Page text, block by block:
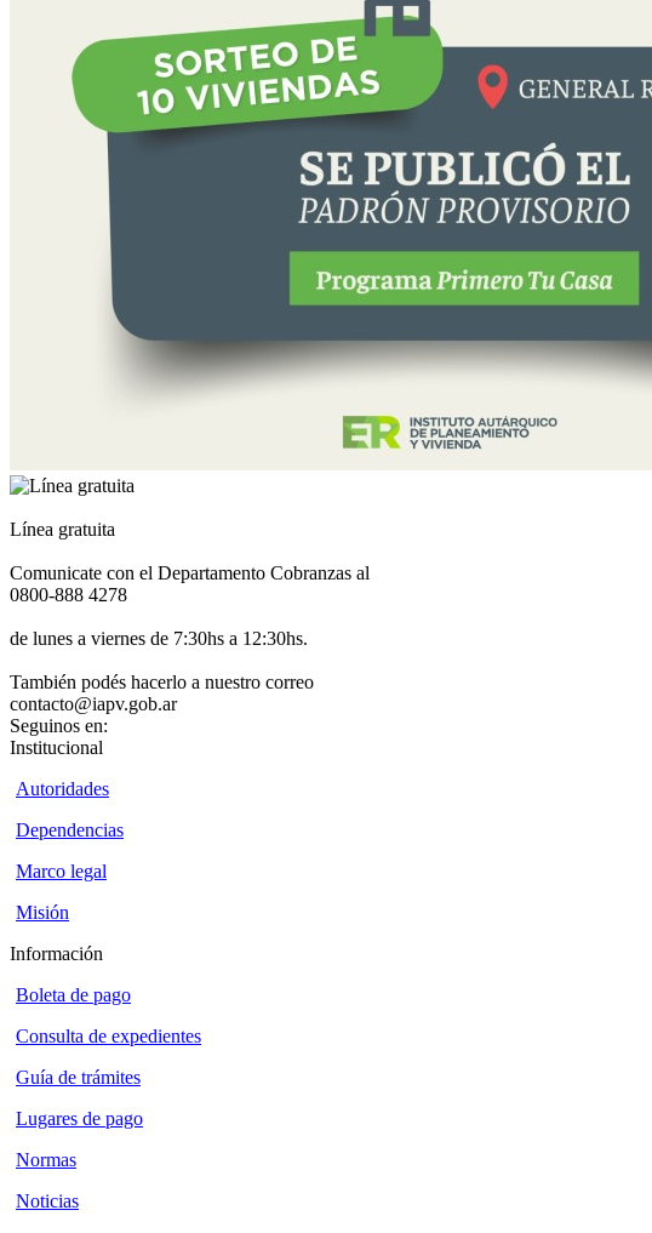
Línea gratuita
Comunicate con el Departamento Cobranzas al
0800-888 4278
de lunes a viernes de 7:30hs a 12:30hs.
También podés hacerlo a nuestro correo
contacto@iapv.gob.ar
Seguinos en:
Institucional
Autoridades
Dependencias
Marco legal
Misión
Información
Boleta de pago
Consulta de expedientes
Guía de trámites
Lugares de pago
Normas
Noticias